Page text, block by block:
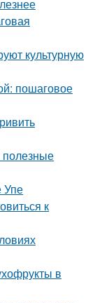
культурную
пошаговое
полезные
Упе
к
в